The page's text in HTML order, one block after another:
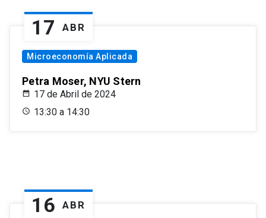
17 ABR
Microeconomía Aplicada
Petra Moser, NYU Stern
17 de Abril de 2024
13:30 a 14:30
16 ABR